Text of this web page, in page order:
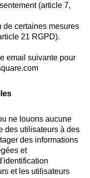
(article 7,
de certaines mesures
21 RGPD).
email suivante pour
ne louons aucune
des utilisateurs à des
des informations
et
et les utilisateurs